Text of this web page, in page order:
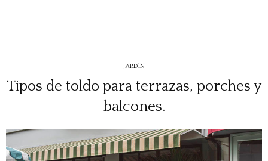
JARDÍN
Tipos de toldo para terrazas, porches y
balcones.